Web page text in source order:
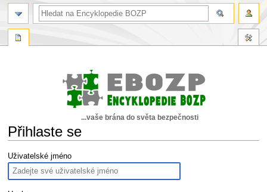
...vaše brána do světa bezpečnosti
Přihlaste se
Skočit
na
navigaci
Skočit
na
vyhledávání
Uživatelské jméno